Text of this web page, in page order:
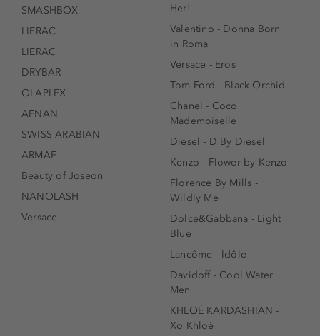
SMASHBOX
LIERAC
LIERAC
DRYBAR
OLAPLEX
AFNAN
SWISS ARABIAN
ARMAF
Beauty of Joseon
NANOLASH
Versace
Her!
Valentino - Donna Born
in Roma
Versace - Eros
Tom Ford - Black Orchid
Chanel - Coco
Mademoiselle
Diesel - D By Diesel
Kenzo - Flower by Kenzo
Florence By Mills -
Wildly Me
Dolce&Gabbana - Light
Blue
Lancôme - Idôle
Davidoff - Cool Water
Men
KHLOÉ KARDASHIAN -
Xo Khloè